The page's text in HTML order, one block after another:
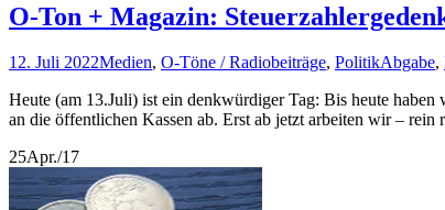
O-Ton + Magazin:
12. Juli 2022Medien, O-Töne / Radiobeiträge, PolitikAbgabe,
Heute (am 13.Juli) ist ein denkwürdiger Tag: Bis heute haben
an die öffentlichen Kassen ab. Erst ab jetzt arbeiten wir – rein
25Apr./17